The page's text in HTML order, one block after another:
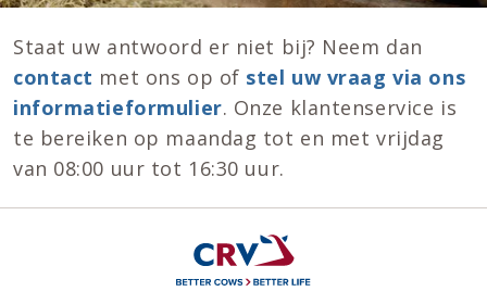
Staat uw antwoord er niet bij? Neem dan
contact met ons op of stel uw vraag via ons
informatieformulier. Onze klantenservice is
te bereiken op maandag tot en met vrijdag
van 08:00 uur tot 16:30 uur.